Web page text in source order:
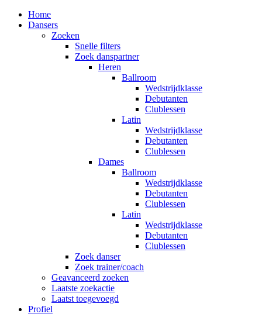
Home
Dansers
Zoeken
Snelle filters
Zoek danspartner
Heren
Ballroom
Wedstrijdklasse
Debutanten
Clublessen
Latin
Wedstrijdklasse
Debutanten
Clublessen
Dames
Ballroom
Wedstrijdklasse
Debutanten
Clublessen
Latin
Wedstrijdklasse
Debutanten
Clublessen
Zoek danser
Zoek trainer/coach
Geavanceerd zoeken
Laatste zoekactie
Laatst toegevoegd
Profiel